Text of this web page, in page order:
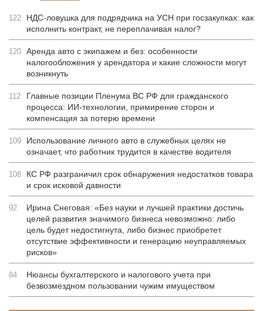
122
НДС-ловушка для подрядчика на УСН при госзакупках: как
исполнить контракт, не переплачивая налог?
120 Аренда авто с экипажем и без: особенности
налогообложения у арендатора и какие сложности могут
возникнуть
112
Главные позиции Пленума ВС РФ для гражданского
процесса: ИИ-технологии, примирение сторон и
компенсация за потерю времени
109
Использование личного авто в служебных целях не
означает, что работник трудится в качестве водителя
108
КС РФ разграничил срок обнаружения недостатков товара
и срок исковой давности
92
Ирина Снеговая: «Без науки и лучшей практики достичь
целей развития значимого бизнеса невозможно: либо
цель будет недостигнута, либо бизнес приобретет
отсутствие эффективности и генерацию неуправляемых
рисков»
84
Нюансы бухгалтерского и налогового учета при
безвозмездном пользовании чужим имуществом